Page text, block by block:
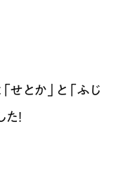
せとか」と「ふじ
！